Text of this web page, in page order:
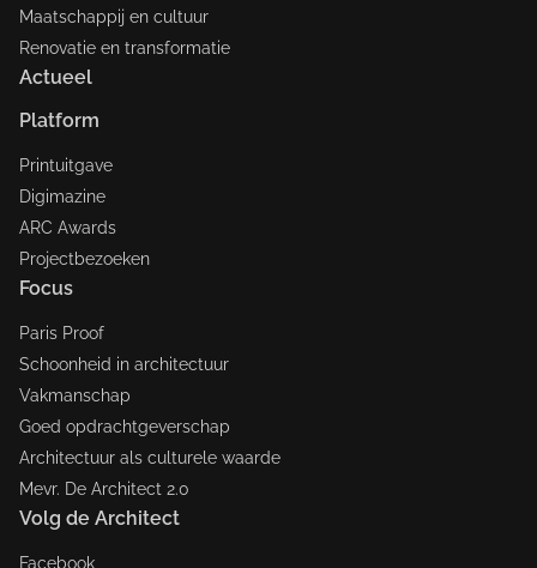
Maatschappij en cultuur
Renovatie en transformatie
Actueel
Platform
Printuitgave
Digimazine
ARC Awards
Projectbezoeken
Focus
Paris Proof
Schoonheid in architectuur
Vakmanschap
Goed opdrachtgeverschap
Architectuur als culturele waarde
Mevr. De Architect 2.0
Volg de Architect
Facebook